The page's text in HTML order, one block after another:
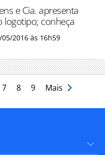
e Cia. apresenta
logotipo; conheça
05/2016 às 16h59
7 8 9 Mais